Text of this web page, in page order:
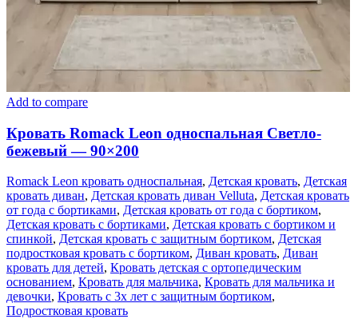
Add to compare
Кровать Romack Leon односпальная Светло-
бежевый — 90×200
Romack Leon кровать односпальная, Детская кровать, Детская
кровать диван, Детская кровать диван Velluta, Детская кровать
от года с бортиками, Детская кровать от года с бортиком,
Детская кровать с бортиками, Детская кровать с бортиком и
спинкой, Детская кровать с защитным бортиком, Детская
подростковая кровать с бортиком, Диван кровать, Диван
кровать для детей, Кровать детская с ортопедическим
основанием, Кровать для мальчика, Кровать для мальчика и
девочки, Кровать с 3х лет с защитным бортиком,
Подростковая кровать